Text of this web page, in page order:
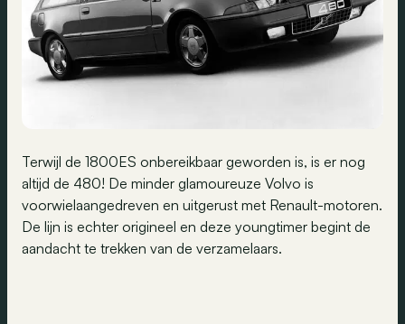
Terwijl de 1800ES onbereikbaar geworden is, is er nog
altijd de 480! De minder glamoureuze Volvo is
voorwielaangedreven en uitgerust met Renault-motoren.
De lijn is echter origineel en deze youngtimer begint de
aandacht te trekken van de verzamelaars.